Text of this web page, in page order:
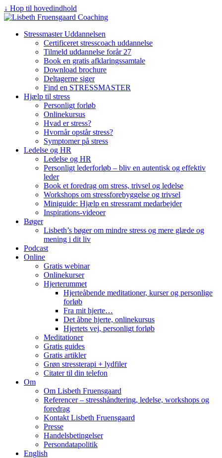
↓ Hop til hovedindhold
Stressmaster Uddannelsen
Certificeret stresscoach uddannelse
Tilmeld uddannelse forår 27
Book en gratis afklaringssamtale
Download brochure
Deltagerne siger
Find en STRESSMASTER
Hjælp til stress
Personligt forløb
Onlinekursus
Hvad er stress?
Hvornår opstår stress?
Symptomer på stress
Ledelse og HR
Ledelse og HR
Personligt lederforløb – bliv en autentisk og effektiv
leder
Book et foredrag om stress, trivsel og ledelse
Workshops om stressforebyggelse og trivsel
Miniguide: Hjælp en stressramt medarbejder
Inspirations-videoer
Bøger
Lisbeth’s bøger om mindre stress og mere glæde og
mening i dit liv
Podcast
Online
Gratis webinar
Onlinekurser
Hjerterummet
Hjerteåbende meditationer, kurser og personlige
forløb
Fra mit hjerte…
Det åbne hjerte, onlinekursus
Hjertets vej, personligt forløb
Meditationer
Gratis guides
Gratis artikler
Grøn stressterapi + lydfiler
Citater til din telefon
Om
Om Lisbeth Fruensgaard
Referencer – stresshåndtering, ledelse, workshops og
foredrag
Kontakt Lisbeth Fruensgaard
Presse
Handelsbetingelser
Persondatapolitik
English